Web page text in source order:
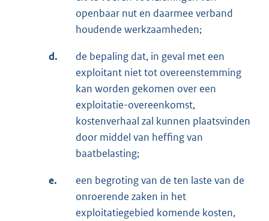
openbaar nut en daarmee verband
houdende werkzaamheden;
d.
de bepaling dat, in geval met een
exploitant niet tot overeenstemming
kan worden gekomen over een
exploitatie-overeenkomst,
kostenverhaal zal kunnen plaatsvinden
door middel van heffing van
baatbelasting;
e.
een begroting van de ten laste van de
onroerende zaken in het
exploitatiegebied komende kosten,